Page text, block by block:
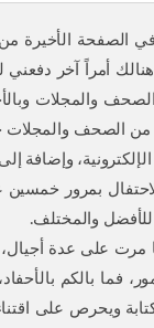
الأخيرة من
أمراً آخر
والمجلات
من الصحف
الإلكترونية،
بمرور خمسين
والمختلف.
على عدة أجيال،
فما بالكم
ويحرص على